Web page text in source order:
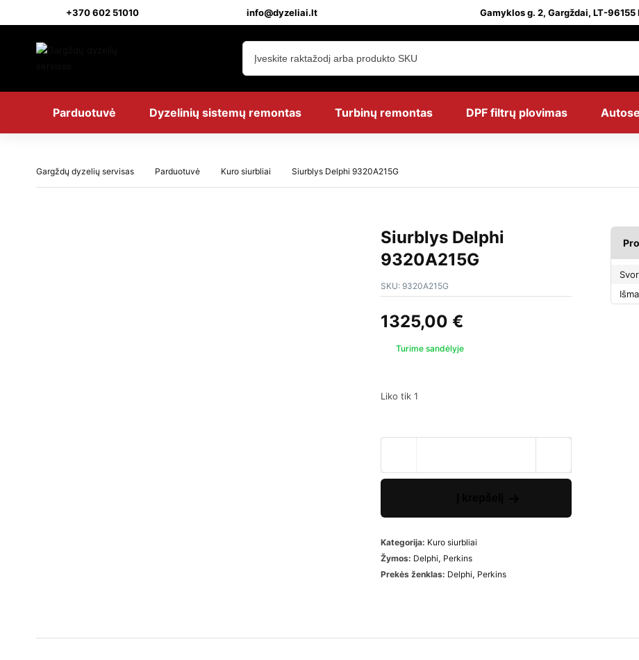
+370 602 51010 info@dyzeliai.lt Gamyklos g. 2, Gargždai, LT-96155
Parduotuvė Dyzelinių sistemų remontas Turbinų remontas DPF filtrų plovimas
Gargždų dyzelių servisas Parduotuvė Kuro siurbliai Siurblys Delphi 9320A215G
Siurblys Delphi
9320A215G
SKU: 9320A215G
1325,00 €
Turime sandėlyje
Liko tik 1
Kategorija: Kuro siurbliai
Žymos: Delphi, Perkins
Prekės ženklas: Delphi, Perkins